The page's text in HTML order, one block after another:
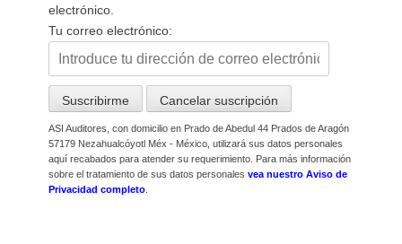
electrónico.
Tu correo electrónico:
ASI Auditores, con domicilio en Prado de Abedul 44 Prados de Aragón
57179 Nezahualcóyotl Méx - México, utilizará sus datos personales
aquí recabados para atender su requerimiento. Para más información
sobre el tratamiento de sus datos personales vea nuestro Aviso de
Privacidad completo